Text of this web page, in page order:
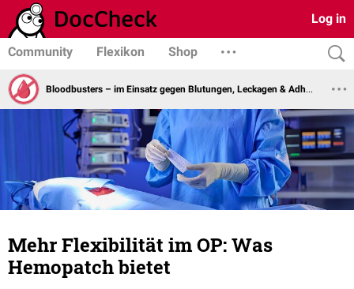
Log in
Community Flexikon Shop
Bloodbusters – im Einsatz gegen Blutungen, Leckagen & Adhäsionen
Mehr Flexibilität im OP: Was
Hemopatch bietet